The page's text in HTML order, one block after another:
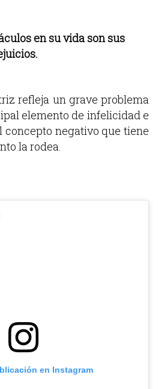
en su vida son sus
refleja un grave problema
elemento de infelicidad e
negativo que tiene
la rodea.
en Instagram